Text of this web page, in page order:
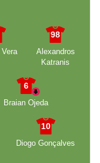
Vera
98
Alexandros
Katranis
6
Braian Ojeda
10
Diogo Gonçalves